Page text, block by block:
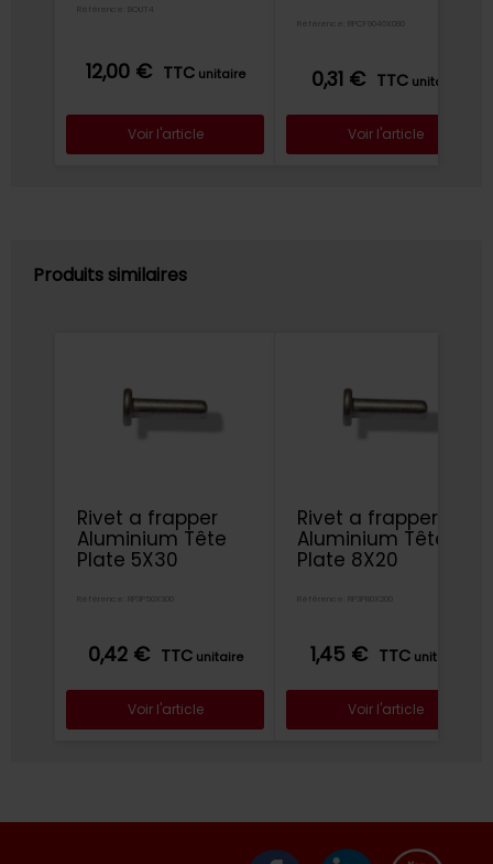
Référence: BOUT4
12,00 € TTC unitaire
Voir l'article
Référence: RPCF9040X080
0,31 € TTC unitaire
Voir l'article
Produits similaires
Rivet a frapper
Aluminium Tête
Plate 5X30
Référence: RP3P50X300
0,42 € TTC unitaire
Voir l'article
Rivet a frapper
Aluminium Tête
Plate 8X20
Référence: RP3P80X200
1,45 € TTC unitaire
Voir l'article